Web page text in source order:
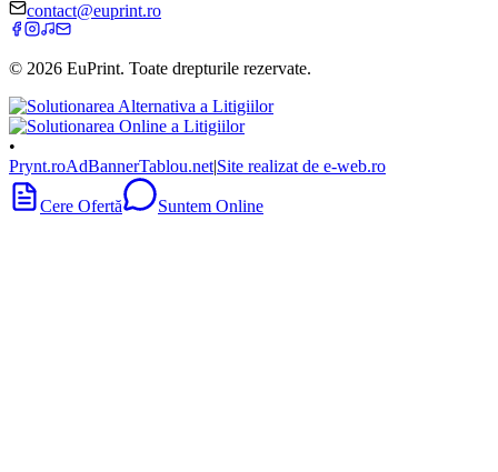
contact@euprint.ro
© 2026 EuPrint. Toate drepturile rezervate.
•
Prynt.roAdBannerTablou.net|Site realizat de e-web.ro
Cere Ofertă Suntem Online